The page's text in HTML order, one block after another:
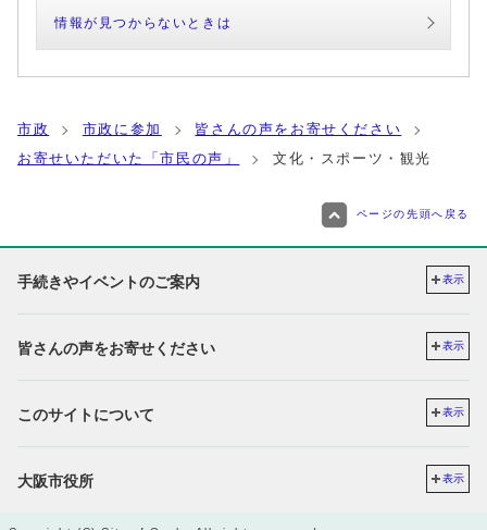
情報が見つからないときは
市政 市政に参加
皆さんの声をお寄せください
お寄せいただいた「市民の声」
文化・スポーツ・観光
ページの先頭へ戻る
手続きやイベントのご案内 表示
皆さんの声をお寄せください 表示
このサイトについて 表示
大阪市役所 表示